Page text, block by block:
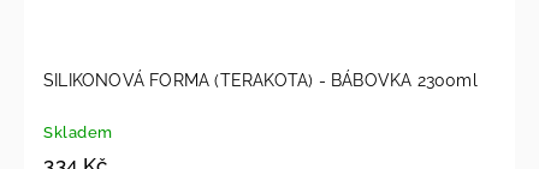
SILIKONOVÁ FORMA (TERAKOTA) - BÁBOVKA 2300ml
Skladem